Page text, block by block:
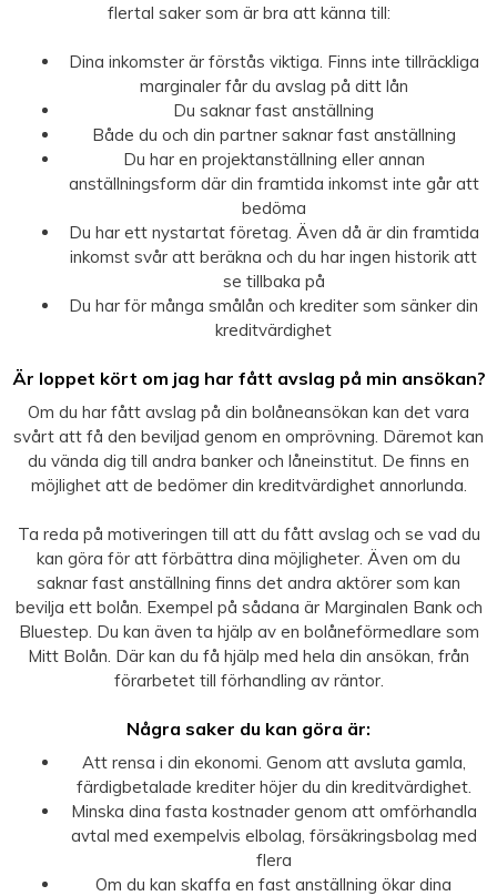
flertal saker som är bra att känna till:
Dina inkomster är förstås viktiga. Finns inte tillräckliga
marginaler får du avslag på ditt lån
Du saknar fast anställning
Både du och din partner saknar fast anställning
Du har en projektanställning eller annan
anställningsform där din framtida inkomst inte går att
bedöma
Du har ett nystartat företag. Även då är din framtida
inkomst svår att beräkna och du har ingen historik att
se tillbaka på
Du har för många smålån och krediter som sänker din
kreditvärdighet
Är loppet kört om jag har fått avslag på min ansökan?
Om du har fått avslag på din bolåneansökan kan det vara
svårt att få den beviljad genom en omprövning. Däremot kan
du vända dig till andra banker och låneinstitut. De finns en
möjlighet att de bedömer din kreditvärdighet annorlunda.
Ta reda på motiveringen till att du fått avslag och se vad du
kan göra för att förbättra dina möjligheter. Även om du
saknar fast anställning finns det andra aktörer som kan
bevilja ett bolån. Exempel på sådana är Marginalen Bank och
Bluestep. Du kan även ta hjälp av en bolåneförmedlare som
Mitt Bolån. Där kan du få hjälp med hela din ansökan, från
förarbetet till förhandling av räntor.
Några saker du kan göra är:
Att rensa i din ekonomi. Genom att avsluta gamla,
färdigbetalade krediter höjer du din kreditvärdighet.
Minska dina fasta kostnader genom att omförhandla
avtal med exempelvis elbolag, försäkringsbolag med
flera
Om du kan skaffa en fast anställning ökar dina